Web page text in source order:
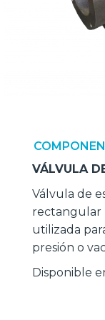
VÁLVULA
Válvula de
rectangular
utilizada
presión o
Disponible